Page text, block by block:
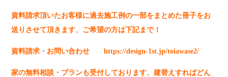
資料請求頂いたお客様に過去施工例の一部をまとめた冊子をお
送りさせて頂きます、ご希望の方は下記まで！
資料請求・お問い合わせhttps://design-1st.jp/toiawase2/
家の無料相談・プランも受付しております、建替えすればどん